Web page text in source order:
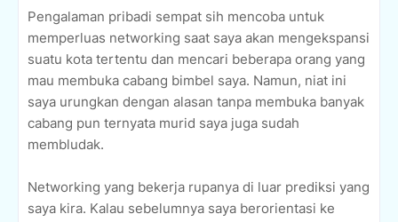
Pengalaman pribadi sempat sih mencoba untuk
memperluas networking saat saya akan mengekspansi
suatu kota tertentu dan mencari beberapa orang yang
mau membuka cabang bimbel saya. Namun, niat ini
saya urungkan dengan alasan tanpa membuka banyak
cabang pun ternyata murid saya juga sudah
membludak.
Networking yang bekerja rupanya di luar prediksi yang
saya kira. Kalau sebelumnya saya berorientasi ke